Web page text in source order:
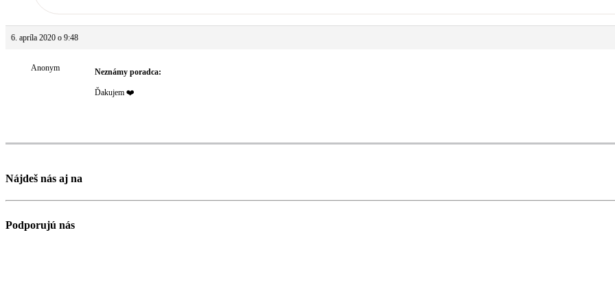
6. apríla 2020 o 9:48
Anonym Neznámy poradca:
Ďakujem ❤️
Nájdeš nás aj na
Podporujú nás